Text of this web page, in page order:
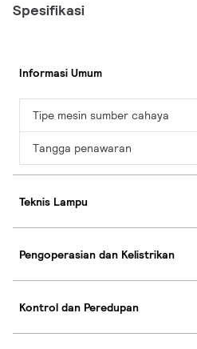
Spesifikasi
Informasi Umum
Tipe mesin sumber cahaya
Tangga penawaran
Teknis Lampu
Pengoperasian dan Kelistrikan
Kontrol dan Peredupan